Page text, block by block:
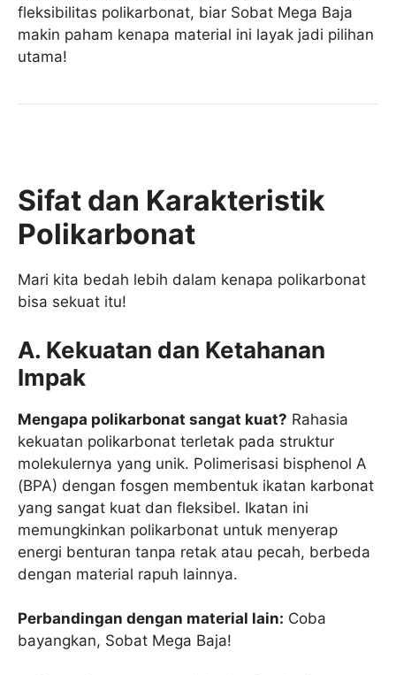
fleksibilitas polikarbonat, biar Sobat Mega Baja
makin paham kenapa material ini layak jadi pilihan
utama!
Sifat dan Karakteristik
Polikarbonat
Mari kita bedah lebih dalam kenapa polikarbonat
bisa sekuat itu!
A. Kekuatan dan Ketahanan
Impak
Mengapa polikarbonat sangat kuat? Rahasia
kekuatan polikarbonat terletak pada struktur
molekulernya yang unik. Polimerisasi bisphenol A
(BPA) dengan fosgen membentuk ikatan karbonat
yang sangat kuat dan fleksibel. Ikatan ini
memungkinkan polikarbonat untuk menyerap
energi benturan tanpa retak atau pecah, berbeda
dengan material rapuh lainnya.
Perbandingan dengan material lain: Coba
bayangkan, Sobat Mega Baja!